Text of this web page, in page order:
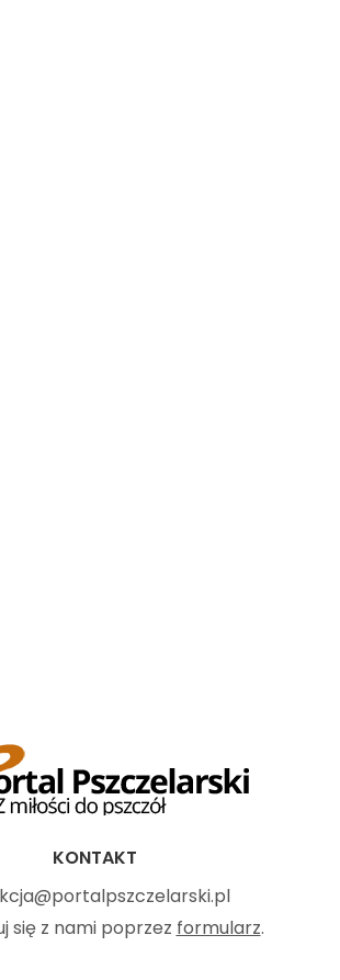
KONTAKT
się z nami poprzez formularz.